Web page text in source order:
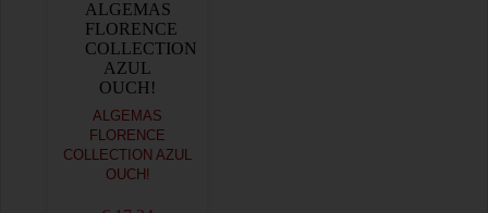
ALGEMAS
FLORENCE
COLLECTION AZUL
OUCH!